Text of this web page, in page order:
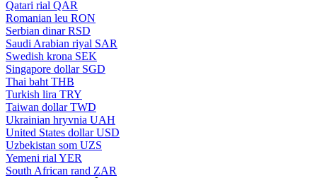
Qatari rial QAR
Romanian leu RON
Serbian dinar RSD
Saudi Arabian riyal SAR
Swedish krona SEK
Singapore dollar SGD
Thai baht THB
Turkish lira TRY
Taiwan dollar TWD
Ukrainian hryvnia UAH
United States dollar USD
Uzbekistan som UZS
Yemeni rial YER
South African rand ZAR